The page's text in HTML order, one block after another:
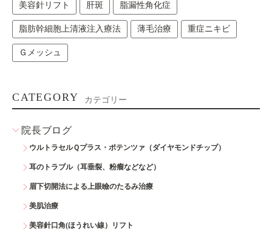
美容針リフト 肝斑 脂漏性角化症
脂肪幹細胞上清液注入療法 薄毛治療 重症ニキビ
Ｇメッシュ
CATEGORY カテゴリー
院長ブログ
ウルトラセルＱプラス・ポテンツァ（ダイヤモンドチップ）
耳のトラブル（耳垂裂、粉瘤などなど）
眉下切開法による上眼瞼のたるみ治療
美肌治療
美容針口角(ほうれい線）リフト